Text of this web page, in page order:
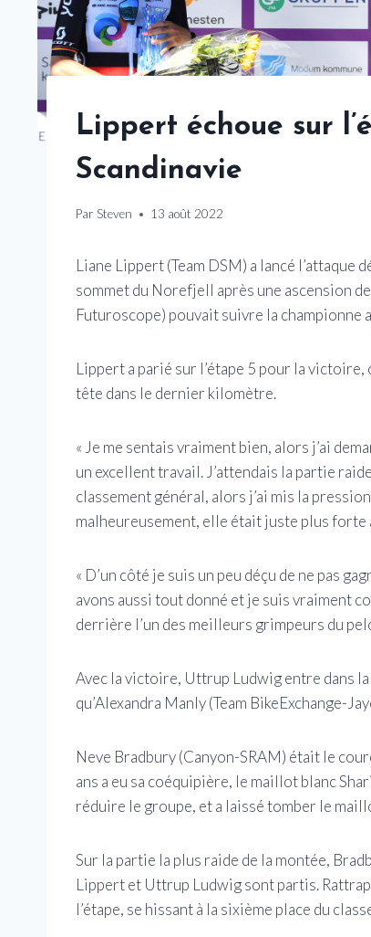
Lippert échoue sur
Scandinavie
Par Steven 13 août 2022
Liane Lippert (Team DSM) a lancé l’attaque
sommet du Norefjell après une ascension
Futuroscope) pouvait suivre la championne
Lippert a parié sur l’étape 5 pour la
tête dans le dernier kilomètre.
« Je me sentais vraiment bien, alors j’ai
un excellent travail. J’attendais la partie
classement général, alors j’ai mis la
malheureusement, elle était juste plus forte
« D’un côté je suis un peu déçu de ne pas
avons aussi tout donné et je suis vraiment
derrière l’un des meilleurs grimpeurs du
Avec la victoire, Uttrup Ludwig entre dans
qu’Alexandra Manly (Team BikeExchange-
Neve Bradbury (Canyon-SRAM) était le
ans a eu sa coéquipière, le maillot blanc
réduire le groupe, et a laissé tomber le
Sur la partie la plus raide de la montée,
Lippert et Uttrup Ludwig sont partis.
l’étape, se hissant à la sixième place du